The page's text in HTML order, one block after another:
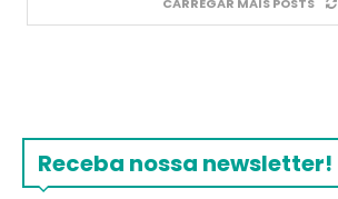
Receba nossa newsletter!